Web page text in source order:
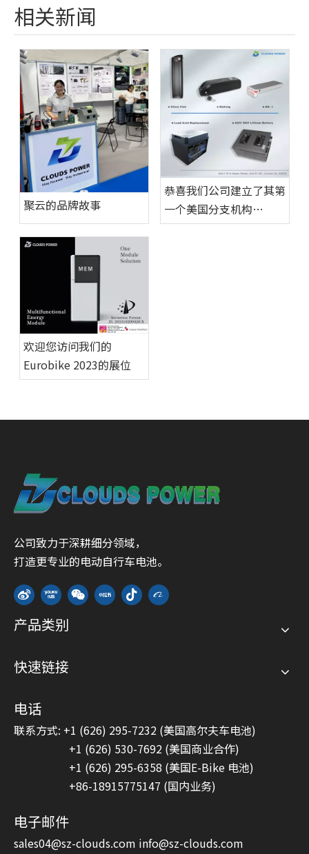
相关新闻
聚云的品牌故事
恭喜我们公司建立了其第
一个美国分支机构
Cimpany
欢迎您访问我们的
Eurobike 2023的展位
公司致力于深耕细分领域，
打造更专业的电动自行车电池。
产品类别
快速链接
电话
联系方式: +1 (626) 295-7232 (美国高尔夫车电池)
+1 (626) 530-7692 (美国商业合作)
+1 (626) 295-6358 (美国E-Bike 电池)
+86-18915775147 (国内业务)
电子邮件
sales04@sz-clouds.com info@sz-clouds.com